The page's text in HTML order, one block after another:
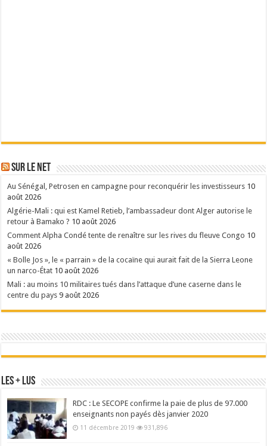
Sur le Net
Au Sénégal, Petrosen en campagne pour reconquérir les investisseurs 10
août 2026
Algérie-Mali : qui est Kamel Retieb, l’ambassadeur dont Alger autorise le
retour à Bamako ? 10 août 2026
Comment Alpha Condé tente de renaître sur les rives du fleuve Congo 10
août 2026
« Bolle Jos », le « parrain » de la cocaïne qui aurait fait de la Sierra Leone
un narco-État 10 août 2026
Mali : au moins 10 militaires tués dans l’attaque d’une caserne dans le
centre du pays 9 août 2026
Les + Lus
RDC : Le SECOPE confirme la paie de plus de 97.000
enseignants non payés dès janvier 2020
11 décembre 2019 931,896